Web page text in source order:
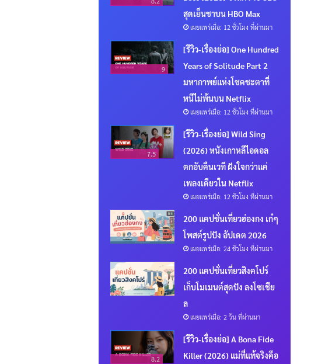
สุดเย็นชาบน HBO Max
เผยแพร่เมื่อ: 12 ชั่วโมง ที่ผ่านมา
9
[รีวิว-เรื่องย่อ] One Hundred
Years of Solitude Part 2
มหากาพย์แห่งโชคชะตาที่
หนีไม่พ้นบน Netflix
เผยแพร่เมื่อ: 12 ชั่วโมง ที่ผ่านมา
7.5
[รีวิว-เรื่องย่อ] Wild Sing
(2026) หนังเกาหลีไอดอล
ตกอับคืนเวที ฝังใจกว่าแค่
เพลงเดียวใน Netflix
เผยแพร่เมื่อ: 12 ชั่วโมง ที่ผ่านมา
200 แคปชั่นเที่ยวฮ่องกง เก๋ๆ
โพสต์รูปปัง อัปเดต 2026
เผยแพร่เมื่อ: 24 ชั่วโมง ที่ผ่านมา
200 แคปชั่นเที่ยวสิงคโปร์
เก็บโมเมนต์สุดปัง ลงโซเชีย
ล
เผยแพร่เมื่อ: 2 วัน ที่ผ่านมา
8.2
[รีวิว-เรื่องย่อ] A Bona Fide
Killer (2026) แม่ที่แท้จริงคือ